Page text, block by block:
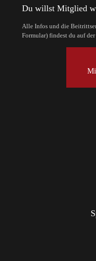
Du willst Mitglied
Alle Infos und die
Formular) findest du auf